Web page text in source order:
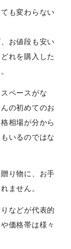
も変わらない
お値段も安い
れを購入した
ペースがな
の初めてのお
相場が分から
いるのではな
り物に、お手
ません。
などが代表的
価格帯は様々